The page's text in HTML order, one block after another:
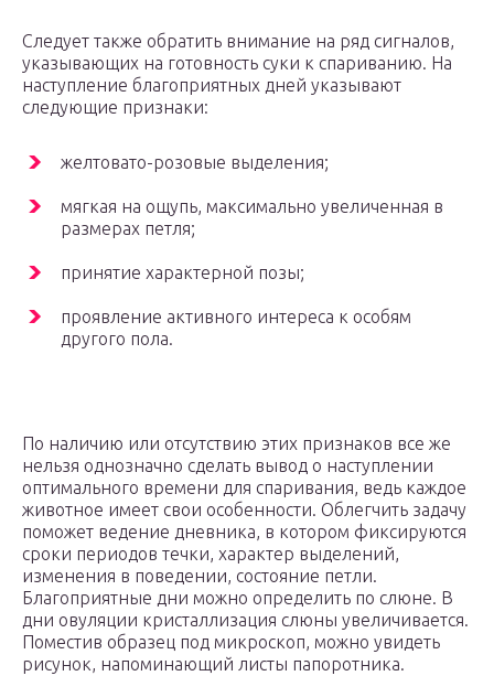
Следует также обратить внимание на ряд сигналов,
указывающих на готовность суки к спариванию. На
наступление благоприятных дней указывают
следующие признаки:
желтовато-розовые выделения;
мягкая на ощупь, максимально увеличенная в
размерах петля;
принятие характерной позы;
проявление активного интереса к особям
другого пола.
По наличию или отсутствию этих признаков все же
нельзя однозначно сделать вывод о наступлении
оптимального времени для спаривания, ведь каждое
животное имеет свои особенности. Облегчить задачу
поможет ведение дневника, в котором фиксируются
сроки периодов течки, характер выделений,
изменения в поведении, состояние петли.
Благоприятные дни можно определить по слюне. В
дни овуляции кристаллизация слюны увеличивается.
Поместив образец под микроскоп, можно увидеть
рисунок, напоминающий листы папоротника.